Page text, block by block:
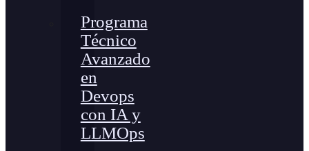
Programa
Técnico
Avanzado
en
Devops
con IA y
LLMOps